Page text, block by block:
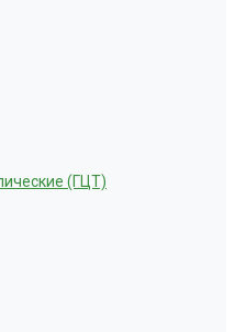
(ГЦТ)